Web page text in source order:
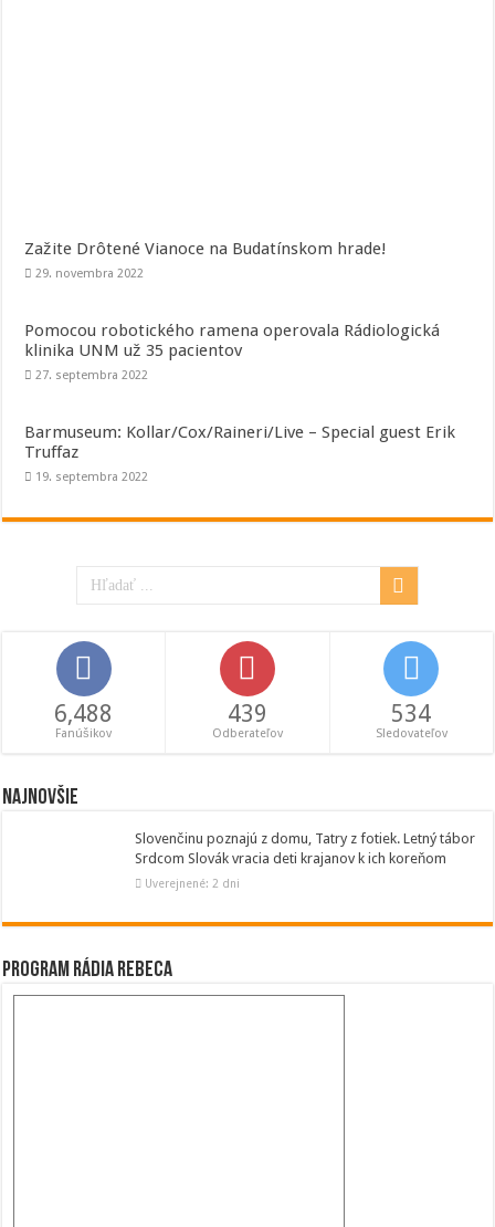
Zažite Drôtené Vianoce na Budatínskom hrade!
29. novembra 2022
Pomocou robotického ramena operovala Rádiologická
klinika UNM už 35 pacientov
27. septembra 2022
Barmuseum: Kollar/Cox/Raineri/Live – Special guest Erik
Truffaz
19. septembra 2022
6,488
Fanúšikov
439
Odberateľov
534
Sledovateľov
Najnovšie
Slovenčinu poznajú z domu, Tatry z fotiek. Letný tábor
Srdcom Slovák vracia deti krajanov k ich koreňom
Uverejnené: 2 dni
Program Rádia Rebeca